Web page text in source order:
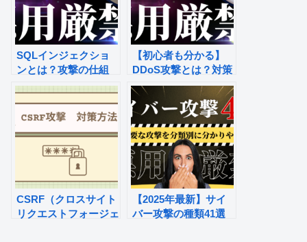
SQLインジェクショ
ンとは？攻撃の仕組
み、対策、被害事例を
【初心者も分かる】
DDoS攻撃とは？対策
方法や攻撃の仕組みを
解説
CSRF（クロスサイト
リクエストフォージェ
【2025年最新】サイ
バー攻撃の種類41選